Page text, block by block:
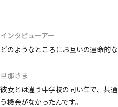
インタビューアー
どのようなところにお互いの運命的
旦那さま
彼女とは違う中学校の同い年で、共
う機会がなかったんです。